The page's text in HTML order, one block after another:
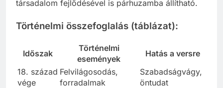
társadalom fejlődésével is párhuzamba állítható.
Történelmi összefoglalás (táblázat):
Időszak
Történelmi
események
Hatás a versre
18. század
vége
Felvilágosodás,
forradalmak
Szabadságvágy,
öntudat